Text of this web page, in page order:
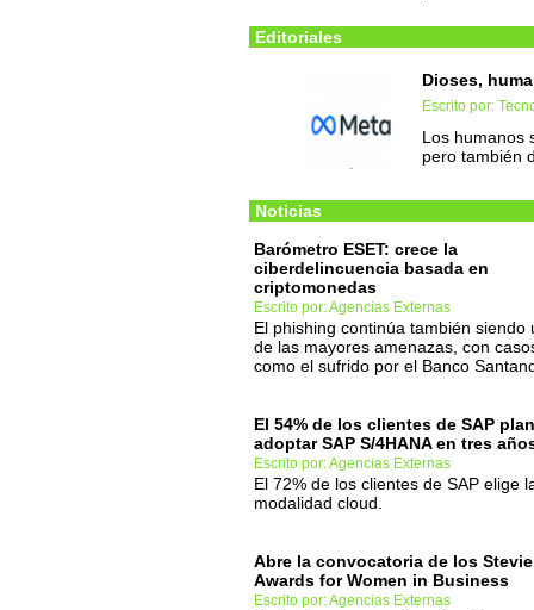
Editoriales
Dioses,
Escrito por:
Los humanos
pero también
Noticias
Barómetro ESET: crece la
ciberdelincuencia basada en
criptomonedas
Escrito por: Agencias Externas
El phishing continúa también siendo
de las mayores amenazas, con
como el sufrido por el Banco
El 54% de los clientes de SAP
adoptar SAP S/4HANA en tres
Escrito por: Agencias Externas
El 72% de los clientes de SAP elige
modalidad cloud.
Abre la convocatoria de los Stevie
Awards for Women in Business
Escrito por: Agencias Externas